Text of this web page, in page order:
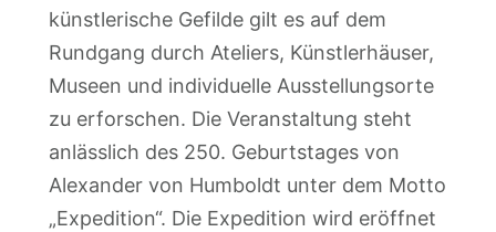
künstlerische Gefilde gilt es auf dem
Rundgang durch Ateliers, Künstlerhäuser,
Museen und individuelle Ausstellungsorte
zu erforschen. Die Veranstaltung steht
anlässlich des 250. Geburtstages von
Alexander von Humboldt unter dem Motto
„Expedition“. Die Expedition wird eröffnet